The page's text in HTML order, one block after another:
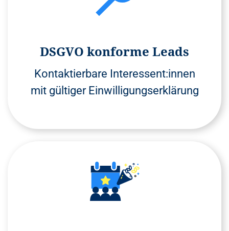
DSGVO konforme Leads
Kontaktierbare Interessent:innen
mit gültiger Einwilligungserklärung